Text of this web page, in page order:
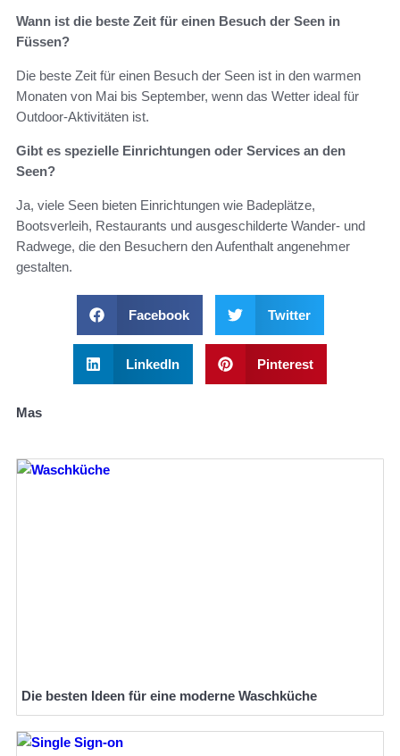
Wann ist die beste Zeit für einen Besuch der Seen in
Füssen?
Die beste Zeit für einen Besuch der Seen ist in den warmen
Monaten von Mai bis September, wenn das Wetter ideal für
Outdoor-Aktivitäten ist.
Gibt es spezielle Einrichtungen oder Services an den
Seen?
Ja, viele Seen bieten Einrichtungen wie Badeplätze,
Bootsverleih, Restaurants und ausgeschilderte Wander- und
Radwege, die den Besuchern den Aufenthalt angenehmer
gestalten.
Facebook Twitter
LinkedIn Pinterest
Mas
Die besten Ideen für eine moderne Waschküche